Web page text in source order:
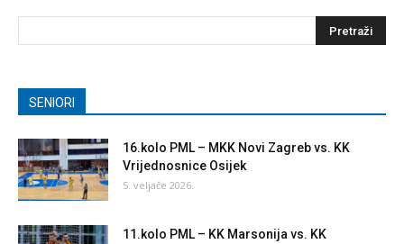
SENIORI
16.kolo PML – MKK Novi Zagreb vs. KK
Vrijednosnice Osijek
5. veljače 2026.
11.kolo PML – KK Marsonija vs. KK